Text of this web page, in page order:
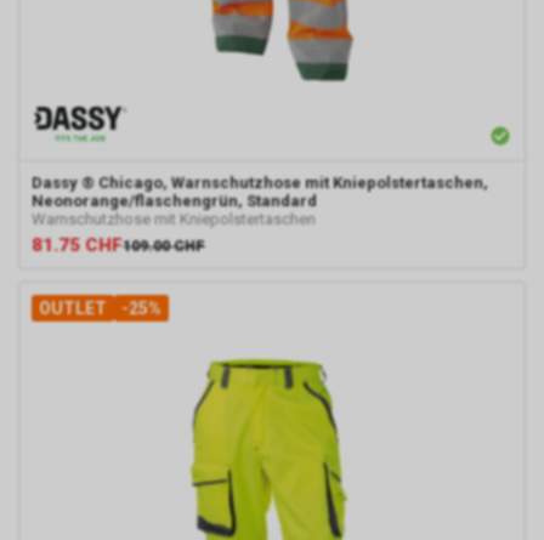
Dassy ® Chicago, Warnschutzhose mit Kniepolstertaschen,
Neonorange/flaschengrün, Standard
Warnschutzhose mit Kniepolstertaschen
81.75 CHF109.00 CHF
OUTLET -25%
hierdurch allerdings in die Lage
versetzt, Sie auf diesem Wege zu
identifizieren.
oder einschränken. Gleichzeitig
können Sie bereits gespeicherte
Cookies jederzeit löschen. Die
Sie daher bitte die Hilfefunktion
oder Dokumentation Ihres Internet-
Browsers oder wenden sich an
dessen Hersteller bzw. Support.
Ferner bietet auch Google unter
https://services.google.com/sitestats/
https://www.google.com/policies/